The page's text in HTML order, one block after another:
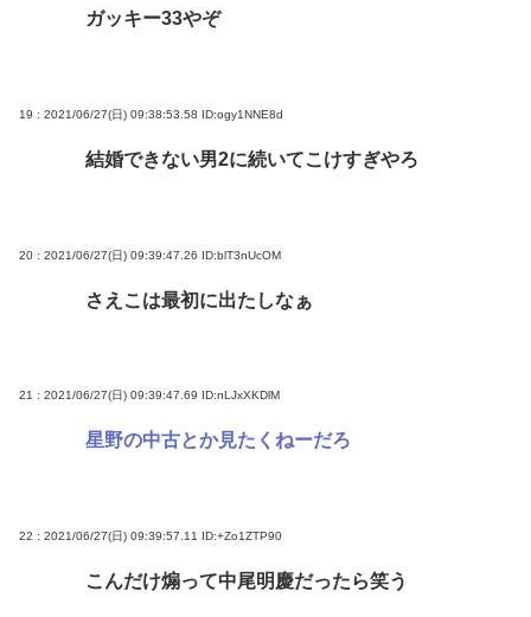
ガッキー33やぞ
19 : 2021/06/27(日) 09:38:53.58 ID:ogy1NNE8d
結婚できない男2に続いてこけすぎやろ
20 : 2021/06/27(日) 09:39:47.26 ID:blT3nUcOM
さえこは最初に出たしなぁ
21 : 2021/06/27(日) 09:39:47.69 ID:nLJxXKDlM
星野の中古とか見たくねーだろ
22 : 2021/06/27(日) 09:39:57.11 ID:+Zo1ZTP90
こんだけ煽って中尾明慶だったら笑う